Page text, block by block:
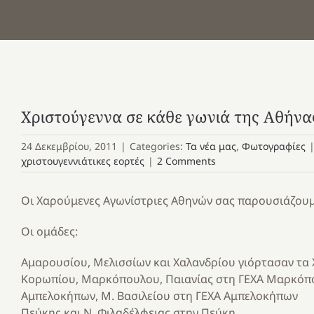
Χριστούγεννα σε κάθε γωνιά της
24 Δεκεμβρίου, 2011 | Categories: Τα νέα μας, Φωτογραφίες |
χριστουγεννιάτικες εορτές | 2 Comments
Οι Χαρούμενες Αγωνίστριες Αθηνών σας
Οι ομάδες:
Αμαρουσίου, Μελισσίων και Χαλανδρίου γιόρτασαν
Κορωπίου, Μαρκόπουλου, Παιανίας στη ΓΕΧΑ
Αμπελοκήπων, Μ. Βασιλείου στη ΓΕΧΑ Αμπελοκήπων